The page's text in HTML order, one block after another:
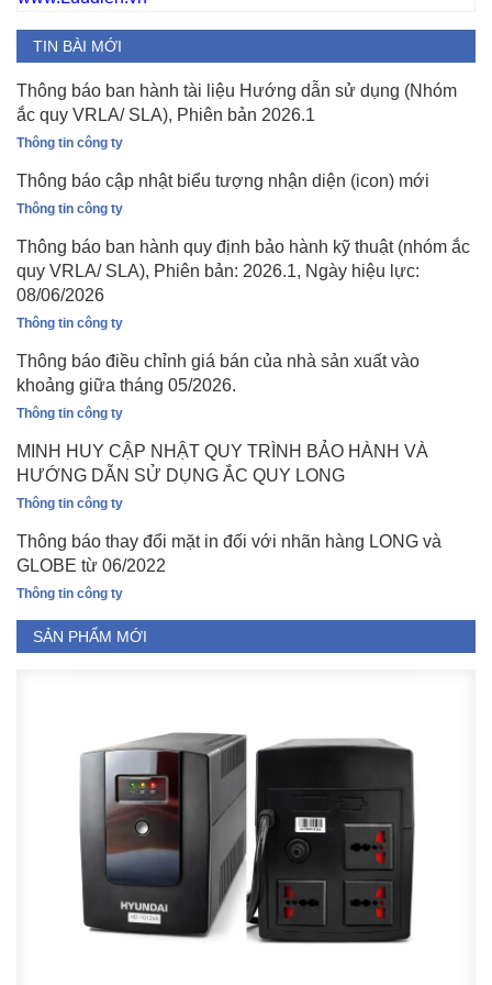
TIN BÀI MỚI
Thông báo ban hành tài liệu Hướng dẫn sử dụng (Nhóm
ắc quy VRLA/ SLA), Phiên bản 2026.1
Thông tin công ty
Thông báo cập nhật biểu tượng nhận diện (icon) mới
Thông tin công ty
Thông báo ban hành quy định bảo hành kỹ thuật (nhóm ắc
quy VRLA/ SLA), Phiên bản: 2026.1, Ngày hiệu lực:
08/06/2026
Thông tin công ty
Thông báo điều chỉnh giá bán của nhà sản xuất vào
khoảng giữa tháng 05/2026.
Thông tin công ty
MINH HUY CẬP NHẬT QUY TRÌNH BẢO HÀNH VÀ
HƯỚNG DẪN SỬ DỤNG ẮC QUY LONG
Thông tin công ty
Thông báo thay đổi mặt in đối với nhãn hàng LONG và
GLOBE từ 06/2022
Thông tin công ty
SẢN PHẨM MỚI